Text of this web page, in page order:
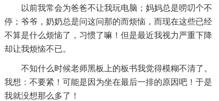
以前我常会为爸爸不让我玩电脑；妈妈总是唠叨个不
停；爷爷，奶奶总是问这问那的而烦恼，而现在这些已经
不算是什么烦恼了，习惯了嘛！但是最近我视力严重下降
却让我烦恼不已。
不知什么时候老师黑板上的板书我觉得模糊不清了。
我想：不要紧！可能是因为坐在最后一排的原因吧！于是
我就没想那么多了！